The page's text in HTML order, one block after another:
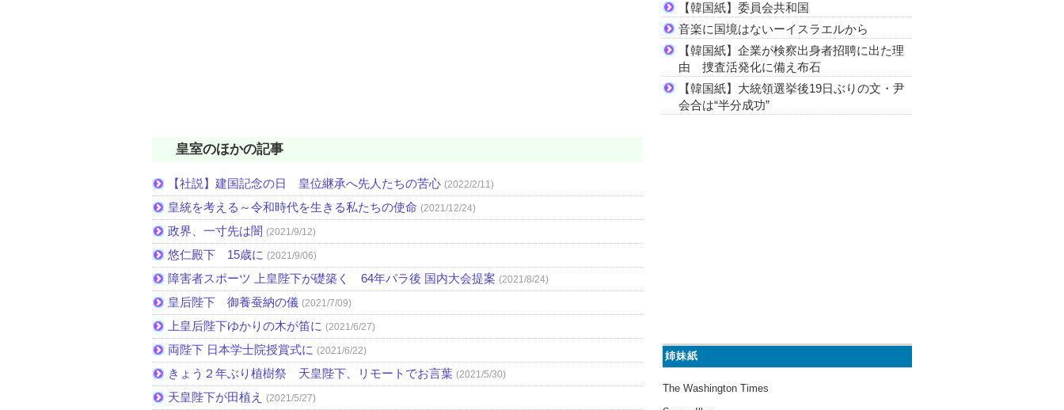
皇室のほかの記事
【社説】建国記念の日 皇位継承へ先人たちの苦心 (2022/2/11)
皇統を考える～令和時代を生きる私たちの使命 (2021/12/24)
政界、一寸先は闇 (2021/9/12)
悠仁殿下 15歳に (2021/9/06)
障害者スポーツ 上皇陛下が礎築く 64年パラ後 国内大会提案 (2021/8/24)
皇后陛下 御養蚕納の儀 (2021/7/09)
上皇后陛下ゆかりの木が笛に (2021/6/27)
両陛下 日本学士院授賞式に (2021/6/22)
きょう２年ぶり植樹祭 天皇陛下、リモートでお言葉 (2021/5/30)
天皇陛下が田植え (2021/5/27)
【韓国紙】委員会共和国
音楽に国境はないーイスラエルから
【韓国紙】企業が検察出身者招聘に出た理
由 捜査活発化に備え布石
【韓国紙】大統領選挙後19日ぶりの文・尹
会合は“半分成功”
姉妹紙
The Washington Times